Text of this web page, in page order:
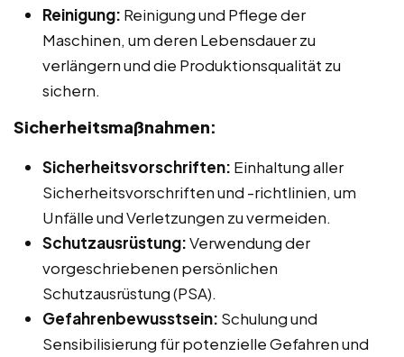
Reinigung: Reinigung und Pflege der
Maschinen, um deren Lebensdauer zu
verlängern und die Produktionsqualität zu
sichern.
Sicherheitsmaßnahmen:
Sicherheitsvorschriften: Einhaltung aller
Sicherheitsvorschriften und -richtlinien, um
Unfälle und Verletzungen zu vermeiden.
Schutzausrüstung:Verwendung der
vorgeschriebenen persönlichen
Schutzausrüstung (PSA).
Gefahrenbewusstsein: Schulung und
Sensibilisierung für potenzielle Gefahren und